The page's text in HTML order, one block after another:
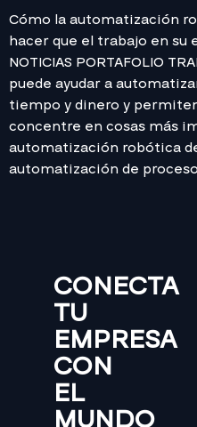
Cómo la automatización
hacer que el trabajo en su
NOTICIAS PORTAFOLIO
puede ayudar a
tiempo y dinero y
concentre en cosas más
automatización robótica
automatización de
CONECTA
TU
EMPRESA
CON
EL